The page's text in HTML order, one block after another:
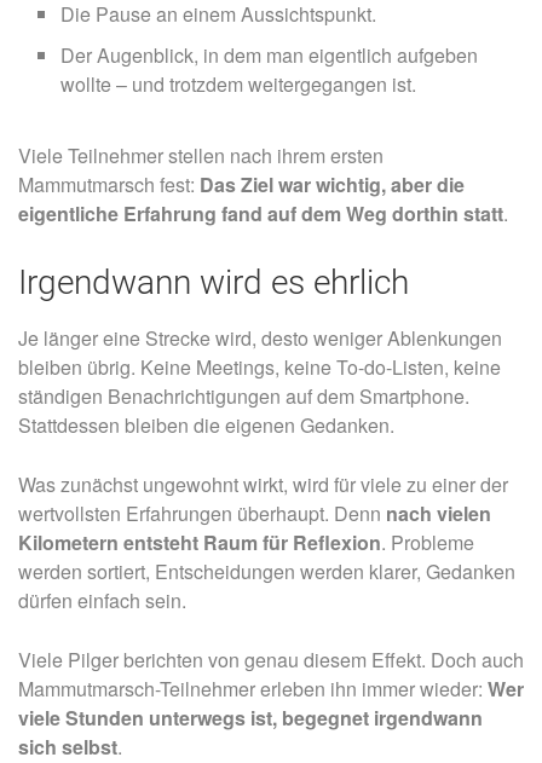
Die Pause an einem Aussichtspunkt.
Der Augenblick, in dem man eigentlich aufgeben
wollte – und trotzdem weitergegangen ist.
Viele Teilnehmer stellen nach ihrem ersten
Mammutmarsch fest: Das Ziel war wichtig, aber die
eigentliche Erfahrung fand auf dem Weg dorthin statt.
Irgendwann wird es ehrlich
Je länger eine Strecke wird, desto weniger Ablenkungen
bleiben übrig. Keine Meetings, keine To-do-Listen, keine
ständigen Benachrichtigungen auf dem Smartphone.
Stattdessen bleiben die eigenen Gedanken.
Was zunächst ungewohnt wirkt, wird für viele zu einer der
wertvollsten Erfahrungen überhaupt. Denn nach vielen
Kilometern entsteht Raum für Reflexion. Probleme
werden sortiert, Entscheidungen werden klarer, Gedanken
dürfen einfach sein.
Viele Pilger berichten von genau diesem Effekt. Doch auch
Mammutmarsch-Teilnehmer erleben ihn immer wieder: Wer
viele Stunden unterwegs ist, begegnet irgendwann
sich selbst.